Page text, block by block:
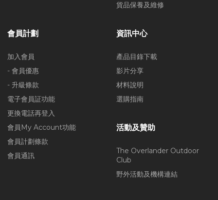
貨品保養及維修
會員計劃
加入會員
- 會員優惠
- 升級條款
電子會員証功能
更換電話再登入
會員My Account功能
會員計劃條款
會員通訊
資訊中心
產品目錄下載
影片分享
材料說明
選購指南
活動及贊助
The Overlander Outdoor
Club
野外活動及機構連結